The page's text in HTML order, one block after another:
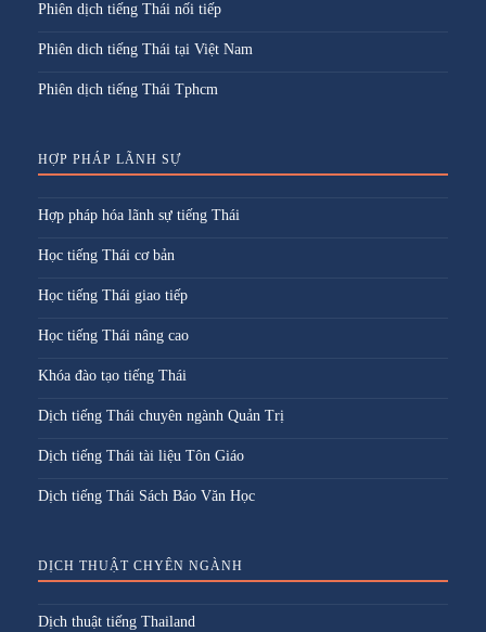
Phiên dịch tiếng Thái nối tiếp
Phiên dich tiếng Thái tại Việt Nam
Phiên dịch tiếng Thái Tphcm
HỢP PHÁP LÃNH SỰ
Hợp pháp hóa lãnh sự tiếng Thái
Học tiếng Thái cơ bản
Học tiếng Thái giao tiếp
Học tiếng Thái nâng cao
Khóa đào tạo tiếng Thái
Dịch tiếng Thái chuyên ngành Quản Trị
Dịch tiếng Thái tài liệu Tôn Giáo
Dịch tiếng Thái Sách Báo Văn Học
DỊCH THUẬT CHYÊN NGÀNH
Dịch thuật tiếng Thailand